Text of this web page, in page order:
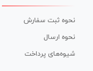
نحوه ثبت سفارش
نحوه ارسال
شیوه‌های پرداخت